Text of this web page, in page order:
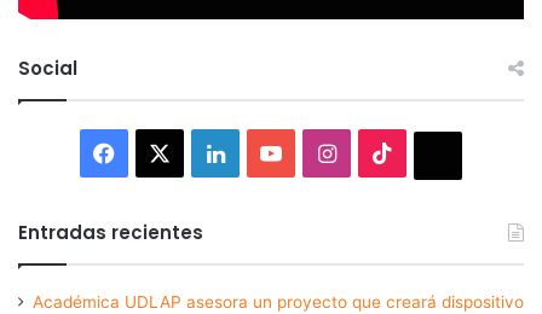
Social
Facebook LinkedInYouTubeInstagram
Entradas recientes
Académica UDLAP asesora un proyecto que creará dispositivo